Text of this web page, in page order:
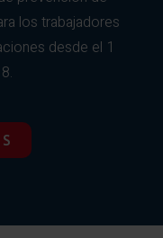
de EPI sobre un
los trabajadores
desde el 1